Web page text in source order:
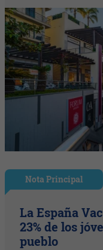
Nota Principal
La España
23% de los
pueblo